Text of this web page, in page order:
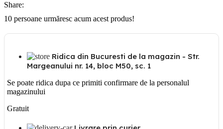
metalic
cu
Share:
10 persoane urmăresc acum acest produs!
Ridica din Bucuresti de la magazin - Str.
Margeanului nr. 14, bloc M50, sc. 1
Se poate ridica dupa ce primiti confirmare de la personalul
magazinului
Gratuit